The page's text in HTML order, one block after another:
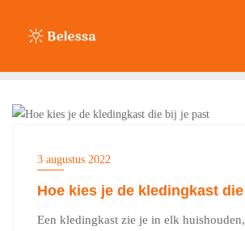
inhoud
3 augustus 2022
Hoe kies je de kledingkast
Een kledingkast zie je in elk